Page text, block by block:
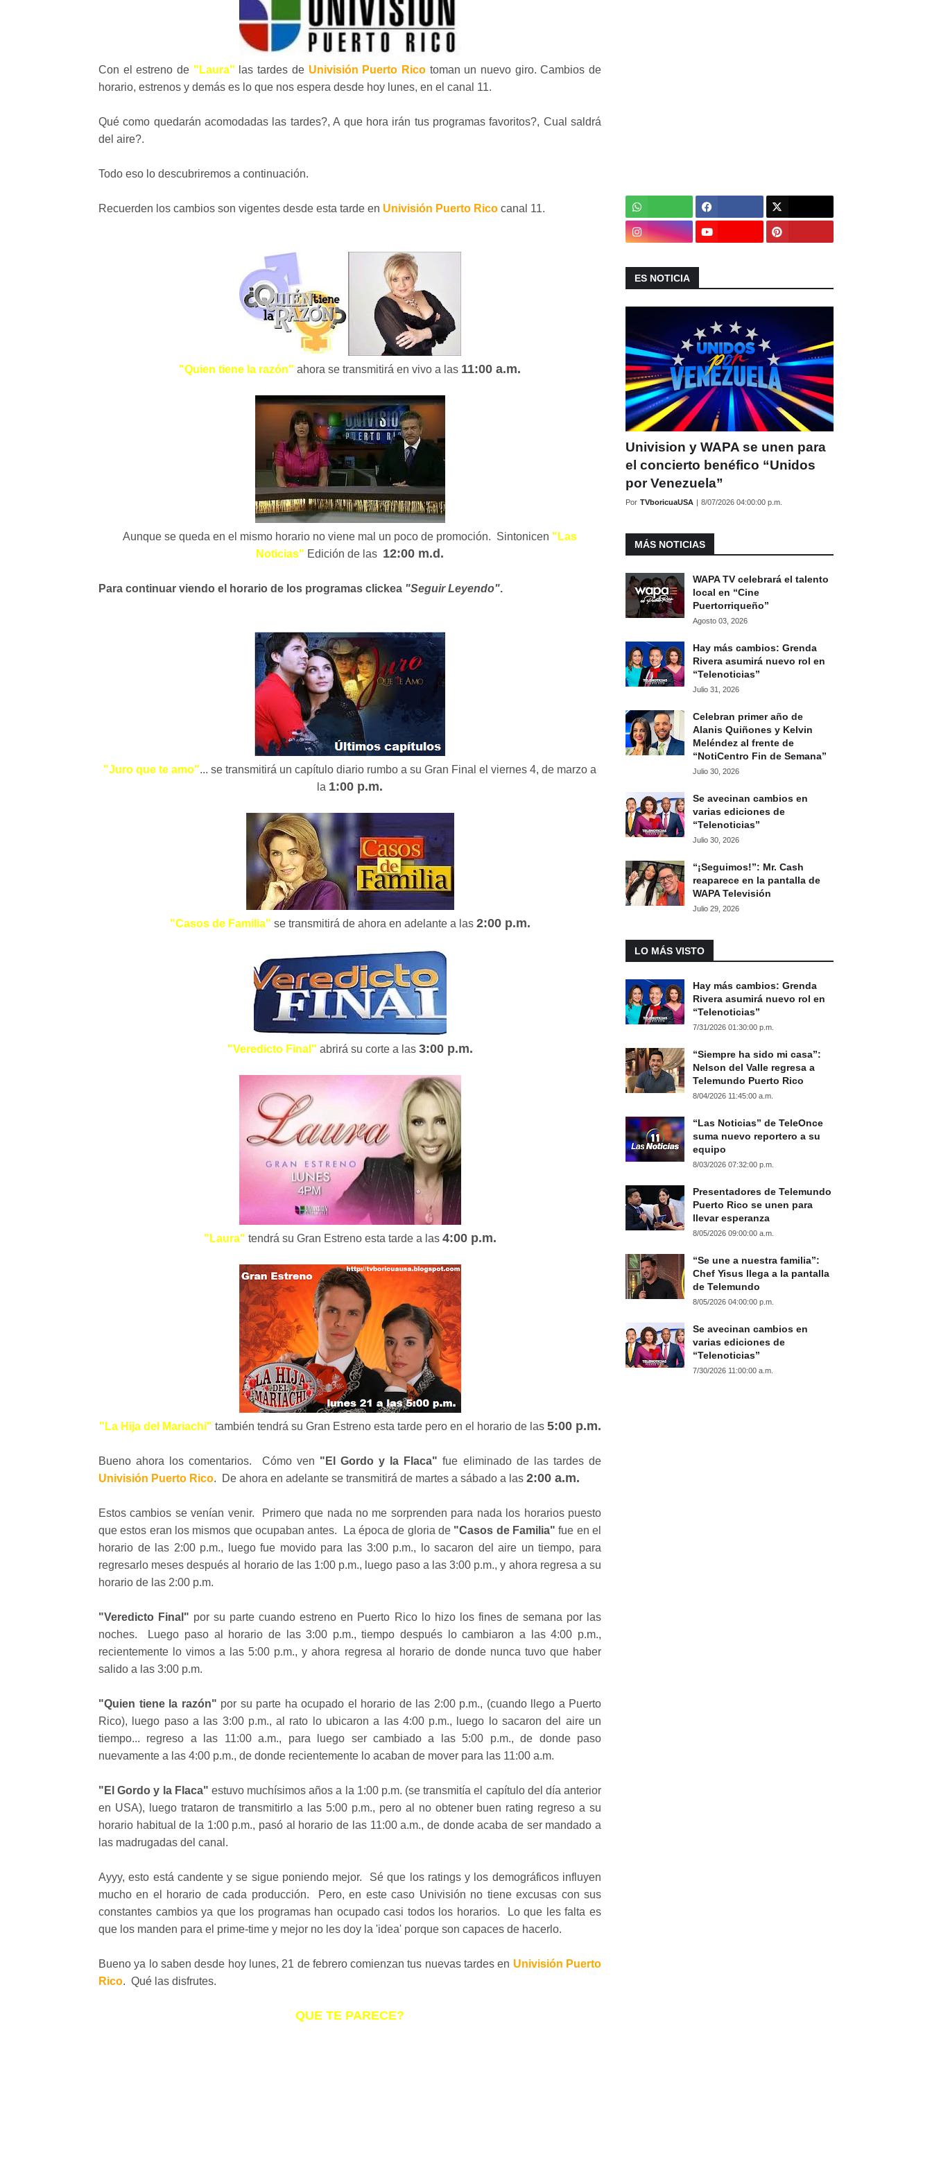
Con el estreno de "Laura" las tardes de Univisión Puerto Ricotoman un nuevo giro. Cambios de
horario, estrenos y demás es lo que nos espera desde hoy lunes, en el canal 11.
Qué como quedarán acomodadas las tardes?, A que hora irán tus programas favoritos?, Cual saldrá
del aire?.
Todo eso lo descubriremos a continuación.
Recuerden los cambios son vigentes desde esta tarde en Univisión Puerto Rico canal 11.
"Quien tiene la razón" ahora se transmitirá en vivo a las 11:00 a.m.
Aunque se queda en el mismo horario no viene mal un poco de promoción. Sintonicen "Las
Noticias" Edición de las 12:00 m.d.
Para continuar viendo el horario de los programas clickea "Seguir Leyendo".
"Juro que te amo"... se transmitirá un capítulo diario rumbo a su Gran Final el viernes 4, de marzo a
la 1:00 p.m.
"Casos de Familia" se transmitirá de ahora en adelante a las 2:00 p.m.
"Veredicto Final" abrirá su corte a las 3:00 p.m.
"Laura" tendrá su Gran Estreno esta tarde a las 4:00 p.m.
"La Hija del Mariachi" también tendrá su Gran Estreno esta tarde pero en el horario de las 5:00 p.m.
Bueno ahora los comentarios. Cómo ven "El Gordo y la Flaca" fue eliminado de las tardes de
Univisión Puerto Rico. De ahora en adelante se transmitirá de martes a sábado a las 2:00 a.m.
Estos cambios se venían venir. Primero que nada no me sorprenden para nada los horarios puesto
que estos eran los mismos que ocupaban antes. La época de gloria de "Casos de Familia" fue en el
horario de las 2:00 p.m., luego fue movido para las 3:00 p.m., lo sacaron del aire un tiempo, para
regresarlo meses después al horario de las 1:00 p.m., luego paso a las 3:00 p.m., y ahora regresa a su
horario de las 2:00 p.m.
"Veredicto Final" por su parte cuando estreno en Puerto Rico lo hizo los fines de semana por las
noches. Luego paso al horario de las 3:00 p.m., tiempo después lo cambiaron a las 4:00 p.m.,
recientemente lo vimos a las 5:00 p.m., y ahora regresa al horario de donde nunca tuvo que haber
salido a las 3:00 p.m.
"Quien tiene la razón" por su parte ha ocupado el horario de las 2:00 p.m., (cuando llego a Puerto
Rico), luego paso a las 3:00 p.m., al rato lo ubicaron a las 4:00 p.m., luego lo sacaron del aire un
tiempo... regreso a las 11:00 a.m., para luego ser cambiado a las 5:00 p.m., de donde paso
nuevamente a las 4:00 p.m., de donde recientemente lo acaban de mover para las 11:00 a.m.
"El Gordo y la Flaca" estuvo muchísimos años a la 1:00 p.m. (se transmitía el capítulo del día anterior
en USA), luego trataron de transmitirlo a las 5:00 p.m., pero al no obtener buen rating regreso a su
horario habitual de la 1:00 p.m., pasó al horario de las 11:00 a.m., de donde acaba de ser mandado a
las madrugadas del canal.
Ayyy, esto está candente y se sigue poniendo mejor. Sé que los ratings y los demográficos influyen
mucho en el horario de cada producción. Pero, en este caso Univisión no tiene excusas con sus
constantes cambios ya que los programas han ocupado casi todos los horarios. Lo que les falta es
que los manden para el prime-time y mejor no les doy la 'idea' porque son capaces de hacerlo.
Bueno ya lo saben desde hoy lunes, 21 de febrero comienzan tus nuevas tardes en Univisión Puerto
Rico. Qué las disfrutes.
QUE TE PARECE?
ES NOTICIA
Univision y WAPA se unen para
el concierto benéfico “Unidos
por Venezuela”
Por TVboricuaUSA | 8/07/2026 04:00:00 p.m.
MÁS NOTICIAS
WAPA TV celebrará el talento
local en “Cine
Puertorriqueño”
Agosto 03, 2026
Hay más cambios: Grenda
Rivera asumirá nuevo rol en
“Telenoticias”
Julio 31, 2026
Celebran primer año de
Alanis Quiñones y Kelvin
Meléndez al frente de
“NotiCentro Fin de Semana”
Julio 30, 2026
Se avecinan cambios en
varias ediciones de
“Telenoticias”
Julio 30, 2026
“¡Seguimos!”: Mr. Cash
reaparece en la pantalla de
WAPA Televisión
Julio 29, 2026
LO MÁS VISTO
Hay más cambios: Grenda
Rivera asumirá nuevo rol en
“Telenoticias”
7/31/2026 01:30:00 p.m.
“Siempre ha sido mi casa”:
Nelson del Valle regresa a
Telemundo Puerto Rico
8/04/2026 11:45:00 a.m.
“Las Noticias” de TeleOnce
suma nuevo reportero a su
equipo
8/03/2026 07:32:00 p.m.
Presentadores de Telemundo
Puerto Rico se unen para
llevar esperanza
8/05/2026 09:00:00 a.m.
“Se une a nuestra familia”:
Chef Yisus llega a la pantalla
de Telemundo
8/05/2026 04:00:00 p.m.
Se avecinan cambios en
varias ediciones de
“Telenoticias”
7/30/2026 11:00:00 a.m.